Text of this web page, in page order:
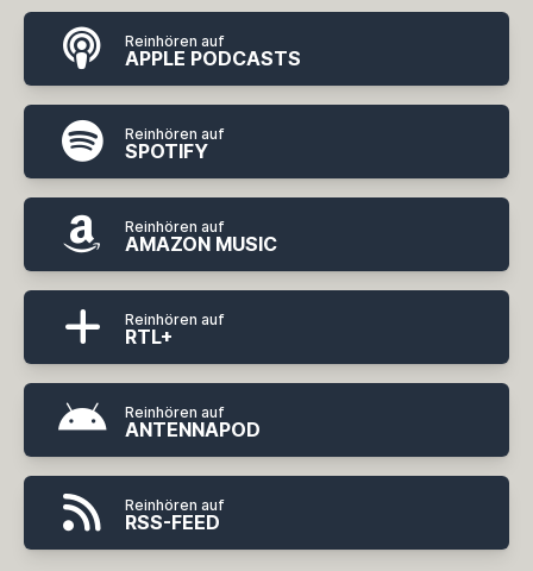
Reinhören auf
APPLE PODCASTS
Reinhören auf
SPOTIFY
Reinhören auf
AMAZON MUSIC
Reinhören auf
RTL+
Reinhören auf
ANTENNAPOD
Reinhören auf
RSS-FEED